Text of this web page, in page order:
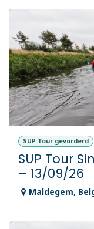
SUP Tour gevorderd
SUP Tour
– 13/09/26
Maldegem,